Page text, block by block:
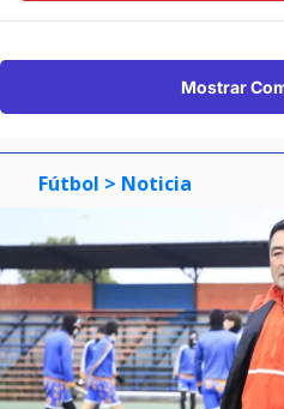
Mostrar
Fútbol > Noticia